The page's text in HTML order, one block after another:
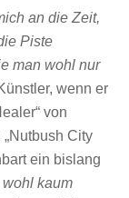
an die Zeit,
Piste
man wohl nur
wenn er
von
City
ein bislang
wohl kaum